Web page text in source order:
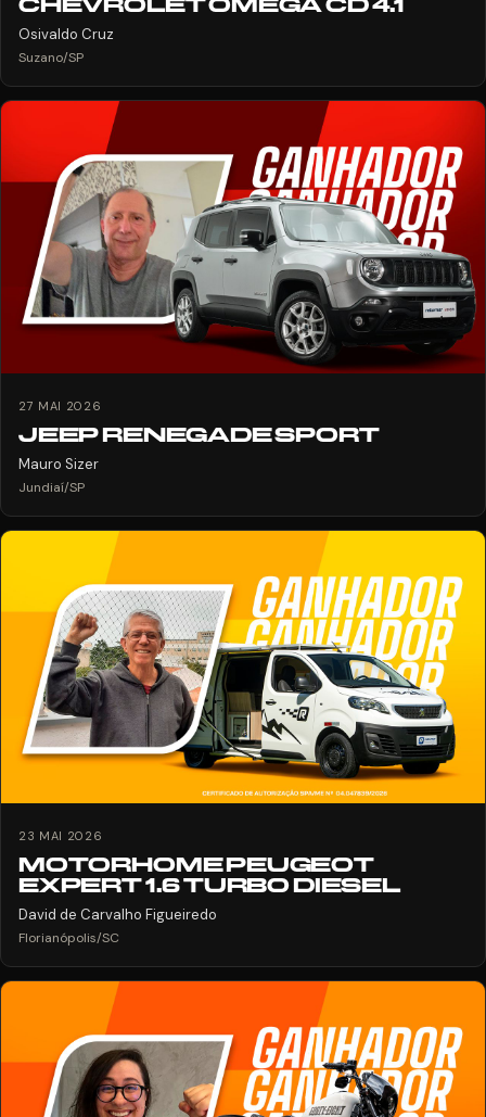
CHEVROLET OMEGA CD 4.1
Osivaldo Cruz
Suzano/SP
27 MAI 2026
JEEP RENEGADE SPORT
Mauro Sizer
Jundiaí/SP
23 MAI 2026
MOTORHOME PEUGEOT
EXPERT 1.6 TURBO DIESEL
David de Carvalho Figueiredo
Florianópolis/SC